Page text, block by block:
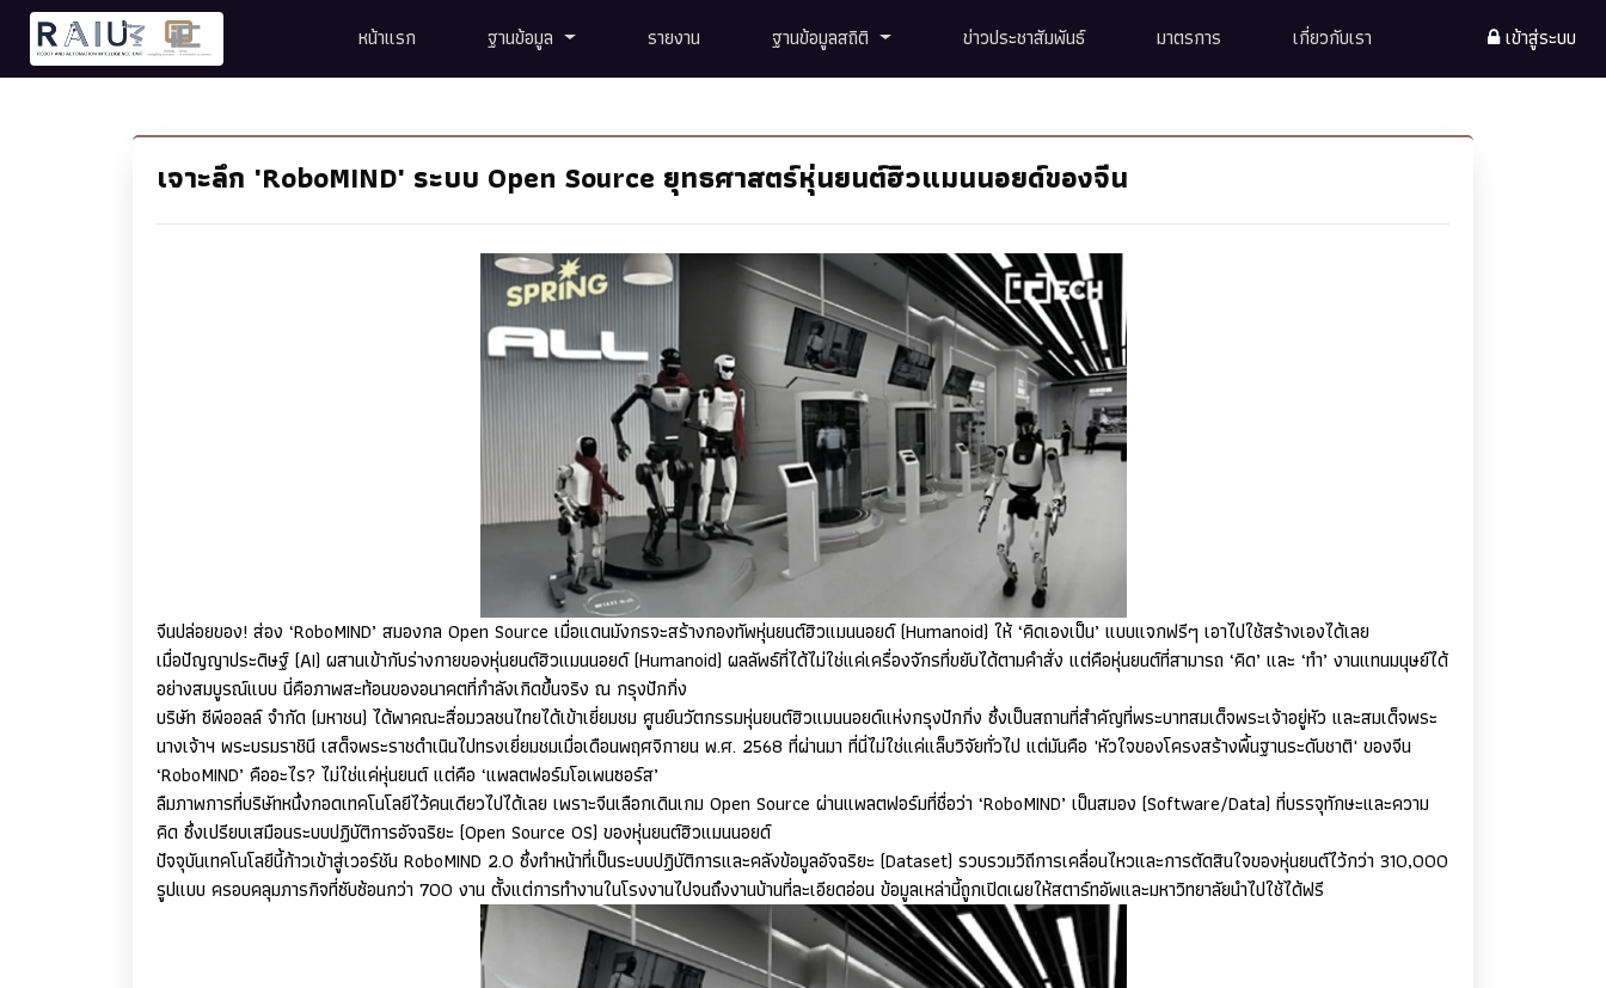
หน้าแรก ฐานข้อมูล รายงาน ฐานข้อมูลสถิติ ข่าวประชาสัมพันธ์ มาตรการ เกี่ยวกับเรา เข้าสู่ระบบ
เจาะลึก 'RoboMIND' ระบบ Open Source ยุทธศาสตร์หุ่นยนต์ฮิวแมนนอยด์ของจีน
จีนปล่อยของ! ส่อง ‘RoboMIND’ สมองกล Open Source เมื่อแดนมังกรจะสร้างกองทัพหุ่นยนต์ฮิวแมนนอยด์ (Humanoid) ให้ ‘คิดเองเป็น’ แบบแจกฟรีๆ เอาไปใช้สร้างเองได้เลย
เมื่อปัญญาประดิษฐ์ (AI) ผสานเข้ากับร่างกายของหุ่นยนต์ฮิวแมนนอยด์ (Humanoid) ผลลัพธ์ที่ได้ไม่ใช่แค่เครื่องจักรที่ขยับได้ตามคำสั่ง แต่คือหุ่นยนต์ที่สามารถ ‘คิด’ และ ‘ทำ’ งานแทนมนุษย์ได้
อย่างสมบูรณ์แบบ นี่คือภาพสะท้อนของอนาคตที่กำลังเกิดขึ้นจริง ณ กรุงปักกิ่ง
บริษัท ซีพีออลล์ จํากัด (มหาชน) ได้พาคณะสื่อมวลชนไทยได้เข้าเยี่ยมชม ศูนย์นวัตกรรมหุ่นยนต์ฮิวแมนนอยด์แห่งกรุงปักกิ่ง ซึ่งเป็นสถานที่สำคัญที่พระบาทสมเด็จพระเจ้าอยู่หัว และสมเด็จพระ
นางเจ้าฯ พระบรมราชินี เสด็จพระราชดำเนินไปทรงเยี่ยมชมเมื่อเดือนพฤศจิกายน พ.ศ. 2568 ที่ผ่านมา ที่นี่ไม่ใช่แค่แล็บวิจัยทั่วไป แต่มันคือ 'หัวใจของโครงสร้างพื้นฐานระดับชาติ' ของจีน
‘RoboMIND’ คืออะไร? ไม่ใช่แค่หุ่นยนต์ แต่คือ ‘แพลตฟอร์มโอเพนซอร์ส’
ลืมภาพการที่บริษัทหนึ่งกอดเทคโนโลยีไว้คนเดียวไปได้เลย เพราะจีนเลือกเดินเกม Open Source ผ่านแพลตฟอร์มที่ชื่อว่า ‘RoboMIND’ เป็นสมอง (Software/Data) ที่บรรจุทักษะและความ
คิด ซึ่งเปรียบเสมือนระบบปฏิบัติการอัจฉริยะ (Open Source OS) ของหุ่นยนต์ฮิวแมนนอยด์
ปัจจุบันเทคโนโลยีนี้ก้าวเข้าสู่เวอร์ชัน RoboMIND 2.0 ซึ่งทำหน้าที่เป็นระบบปฏิบัติการและคลังข้อมูลอัจฉริยะ (Dataset) รวบรวมวิถีการเคลื่อนไหวและการตัดสินใจของหุ่นยนต์ไว้กว่า 310,000
รูปแบบ ครอบคลุมภารกิจที่ซับซ้อนกว่า 700 งาน ตั้งแต่การทำงานในโรงงานไปจนถึงงานบ้านที่ละเอียดอ่อน ข้อมูลเหล่านี้ถูกเปิดเผยให้สตาร์ทอัพและมหาวิทยาลัยนำไปใช้ได้ฟรี